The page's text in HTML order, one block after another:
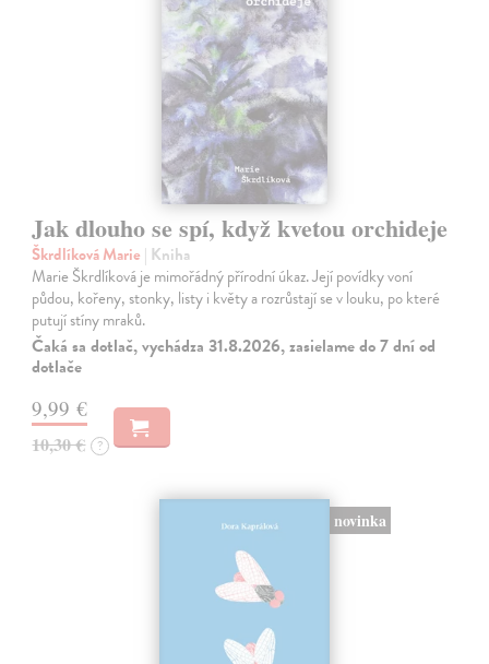
Jak dlouho se spí, když kvetou orchideje
Škrdlíková Marie | Kniha
Marie Škrdlíková je mimořádný přírodní úkaz. Její povídky voní
půdou, kořeny, stonky, listy i květy a rozrůstají se v louku, po které
putují stíny mraků.
Čaká sa dotlač, vychádza 31.8.2026, zasielame do 7 dní od
dotlače
9,99 €
10,30 € ?
novinka